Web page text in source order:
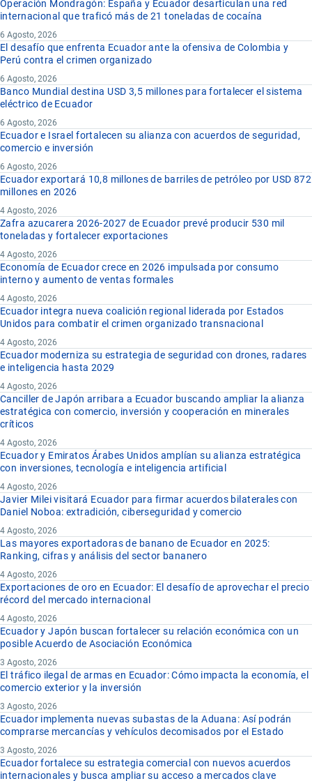
Operación Mondragón: España y Ecuador desarticulan una red
internacional que traficó más de 21 toneladas de cocaína
6 Agosto, 2026
El desafío que enfrenta Ecuador ante la ofensiva de Colombia y
Perú contra el crimen organizado
6 Agosto, 2026
Banco Mundial destina USD 3,5 millones para fortalecer el sistema
eléctrico de Ecuador
6 Agosto, 2026
Ecuador e Israel fortalecen su alianza con acuerdos de seguridad,
comercio e inversión
6 Agosto, 2026
Ecuador exportará 10,8 millones de barriles de petróleo por USD 872
millones en 2026
4 Agosto, 2026
Zafra azucarera 2026-2027 de Ecuador prevé producir 530 mil
toneladas y fortalecer exportaciones
4 Agosto, 2026
Economía de Ecuador crece en 2026 impulsada por consumo
interno y aumento de ventas formales
4 Agosto, 2026
Ecuador integra nueva coalición regional liderada por Estados
Unidos para combatir el crimen organizado transnacional
4 Agosto, 2026
Ecuador moderniza su estrategia de seguridad con drones, radares
e inteligencia hasta 2029
4 Agosto, 2026
Canciller de Japón arribara a Ecuador buscando ampliar la alianza
estratégica con comercio, inversión y cooperación en minerales
críticos
4 Agosto, 2026
Ecuador y Emiratos Árabes Unidos amplían su alianza estratégica
con inversiones, tecnología e inteligencia artificial
4 Agosto, 2026
Javier Milei visitará Ecuador para firmar acuerdos bilaterales con
Daniel Noboa: extradición, ciberseguridad y comercio
4 Agosto, 2026
Las mayores exportadoras de banano de Ecuador en 2025:
Ranking, cifras y análisis del sector bananero
4 Agosto, 2026
Exportaciones de oro en Ecuador: El desafío de aprovechar el precio
récord del mercado internacional
4 Agosto, 2026
Ecuador y Japón buscan fortalecer su relación económica con un
posible Acuerdo de Asociación Económica
3 Agosto, 2026
El tráfico ilegal de armas en Ecuador: Cómo impacta la economía, el
comercio exterior y la inversión
3 Agosto, 2026
Ecuador implementa nuevas subastas de la Aduana: Así podrán
comprarse mercancías y vehículos decomisados por el Estado
3 Agosto, 2026
Ecuador fortalece su estrategia comercial con nuevos acuerdos
internacionales y busca ampliar su acceso a mercados clave